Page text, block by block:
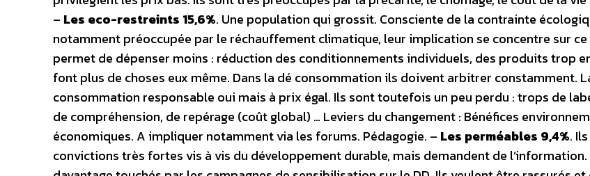
– Les eco-restreints 15,6%. Une population qui grossit. Consciente de la contrainte
notamment préoccupée par le réchauffement climatique, leur implication se concentre sur
permet de dépenser moins : réduction des conditionnements individuels, des produits trop
font plus de choses eux même. Dans la dé consommation ils doivent arbitrer constamment.
consommation responsable oui mais à prix égal. Ils sont toutefois un peu perdu : trops de
de compréhension, de repérage (coût global) … Leviers du changement : Bénéfices
économiques. A impliquer notamment via les forums. Pédagogie. – Les perméables 9,4%.
convictions très fortes vis à vis du développement durable, mais demandent de